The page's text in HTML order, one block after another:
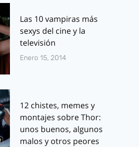
Las 10 vampiras más
sexys del cine y la
televisión
Enero 15, 2014
12 chistes, memes y
montajes sobre Thor:
unos buenos, algunos
malos y otros peores